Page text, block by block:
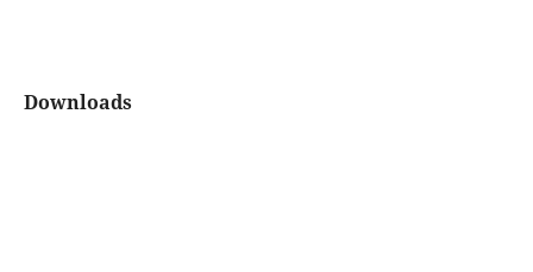
Downloads